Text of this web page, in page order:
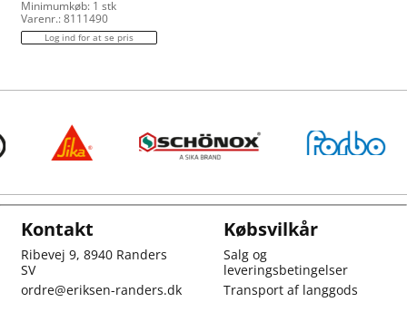
Minimumkøb: 1 stk
Varenr.: 8111490
Log ind for at se pris
Kontakt
Ribevej 9, 8940 Randers
SV
ordre@eriksen-randers.dk
Købsvilkår
Salg og
leveringsbetingelser
Transport af langgods